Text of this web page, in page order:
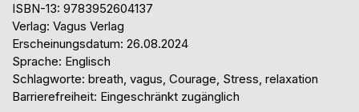
ISBN-13: 9783952604137
Verlag: Vagus Verlag
Erscheinungsdatum: 26.08.2024
Sprache: Englisch
Schlagworte: breath, vagus, Courage, Stress, relaxation
Barrierefreiheit: Eingeschränkt zugänglich